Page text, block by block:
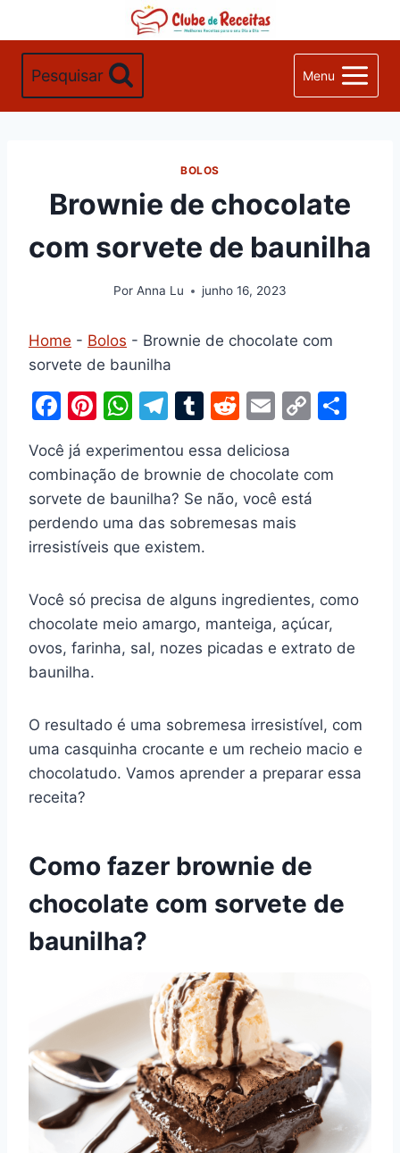
Conteúdo
Pesquisar Menu
BOLOS
Brownie de chocolate
com sorvete de baunilha
Por Anna Lu junho 16, 2023
Home - Bolos - Brownie de chocolate com
sorvete de baunilha
F
c
e
b
o
k
Pi
er
e
st
W
at
s
A
p
T
e
gr
a
m
T
m
bl
r
R
d
di
t
E
ai
l
C
p
y
Você já experimentou essa deliciosa
combinação de brownie de chocolate com
sorvete de baunilha? Se não, você está
perdendo uma das sobremesas mais
irresistíveis que existem.
Você só precisa de alguns ingredientes, como
chocolate meio amargo, manteiga, açúcar,
ovos, farinha, sal, nozes picadas e extrato de
baunilha.
O resultado é uma sobremesa irresistível, com
uma casquinha crocante e um recheio macio e
chocolatudo. Vamos aprender a preparar essa
receita?
Como fazer brownie de
chocolate com sorvete de
baunilha?